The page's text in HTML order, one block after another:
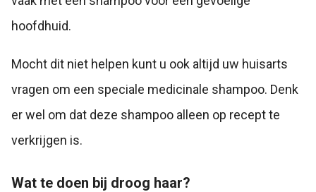
hoofdhuid.
Mocht dit niet helpen kunt u ook altijd uw huisarts
vragen om een speciale medicinale shampoo. Denk
er wel om dat deze shampoo alleen op recept te
verkrijgen is.
Wat te doen bij droog haar?